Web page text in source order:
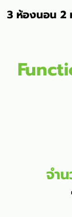
3 ห้องนอน 2
จำ